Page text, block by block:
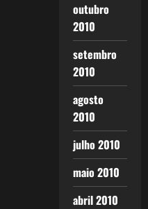
outubro
2010
setembro
2010
agosto
2010
julho 2010
maio 2010
abril 2010